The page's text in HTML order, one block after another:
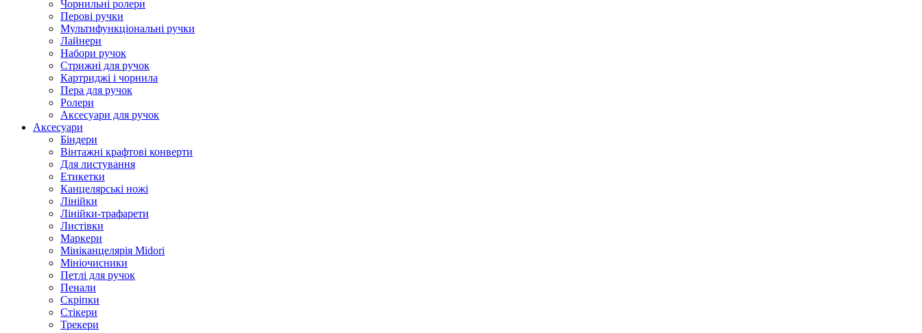
Чорнильні ролери
Перові ручки
Мультифункціональні ручки
Лайнери
Набори ручок
Стрижні для ручок
Картриджі і чорнила
Пера для ручок
Ролери
Аксесуари для ручок
Аксесуари
Біндери
Вінтажні крафтові конверти
Для листування
Етикетки
Канцелярські ножі
Лінійки
Лінійки-трафарети
Листівки
Маркери
Мініканцелярія Midori
Мініочисники
Петлі для ручок
Пенали
Скріпки
Стікери
Трекери